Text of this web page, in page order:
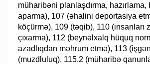
müharibəni planlaşdırma, hazırlama,
aparma), 107 (əhalini deportasiya
köçürmə), 109 (təqib), 110 (insanları
çıxarma), 112 (beynəlxalq hüquq
azadlıqdan məhrum etmə), 113
(muzdluluq), 115.2 (müharibə